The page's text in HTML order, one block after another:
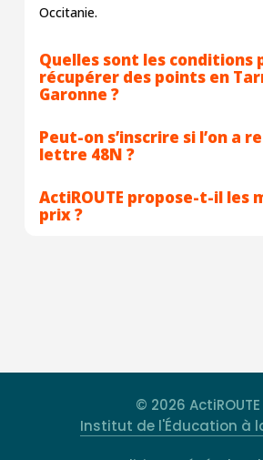
Occitanie.
Quelles sont les conditions
récupérer des points en
Garonne ?
Peut-on s’inscrire si l’on a
lettre 48N ?
ActiROUTE propose-t-il les
prix ?
© 2026
Institut de l'Éducation à